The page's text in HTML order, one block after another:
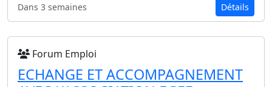
Dans 3 semaines Détails
Forum Emploi
ECHANGE ET ACCOMPAGNEMENT